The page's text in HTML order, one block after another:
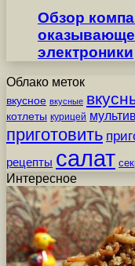
Обзор
электроники
Облако меток
вкусное вкусные
котлеты курицей
приготовить
рецепты салат
Интересное